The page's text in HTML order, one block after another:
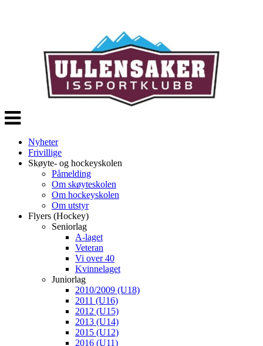
Veksle
navigasjon
Nyheter
Frivillige
Skøyte- og hockeyskolen
Påmelding
Om skøyteskolen
Om hockeyskolen
Om utstyr
Flyers (Hockey)
Seniorlag
A-laget
Veteran
Vi over 40
Kvinnelaget
Juniorlag
2010/2009 (U18)
2011 (U16)
2012 (U15)
2013 (U14)
2015 (U12)
2016 (U11)